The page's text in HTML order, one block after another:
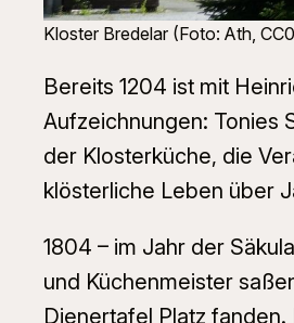
Kloster Bredelar (Foto: Ath,
Bereits 1204 ist mit
Aufzeichnungen: Tonies
der Klosterküche, die
klösterliche Leben über
1804 – im Jahr der
und Küchenmeister
Dienertafel Platz